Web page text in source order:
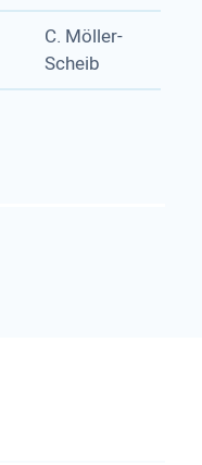
C. Möller-
Scheib